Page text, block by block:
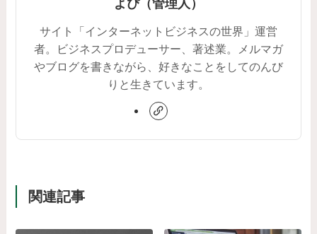
よぴ（管理人）
サイト「インターネットビジネスの世界」運営
者。ビジネスプロデューサー、著述業。メルマガ
やブログを書きながら、好きなことをしてのんび
りと生きています。
関連記事